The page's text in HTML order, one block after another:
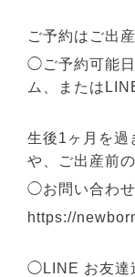
ご予約はご出
◯ご予約可能日
ム、または
生後1ヶ月を過
や、ご出産前
◯お問い合わせ
https://
◯LINE お友達